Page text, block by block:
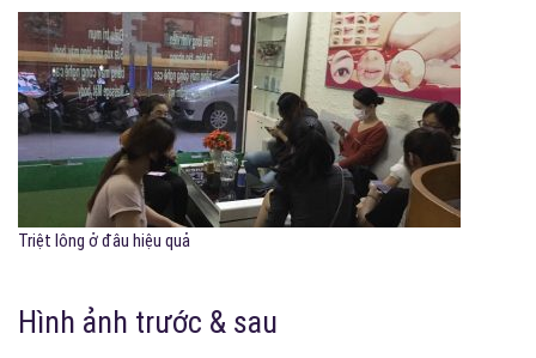
Triệt lông ở đâu hiệu quả
Hình ảnh trước & sau